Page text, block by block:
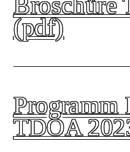
(pdf)
Programm
TDOA